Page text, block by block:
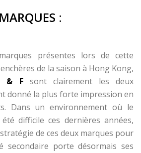
MARQUES :
présentes lors de cette
de la saison à Hong Kong,
& Fsont clairement les deux
donné la plus forte impression en
Dans un environnement où le
difficile ces dernières années,
de ces deux marques pour
secondaire porte désormais ses